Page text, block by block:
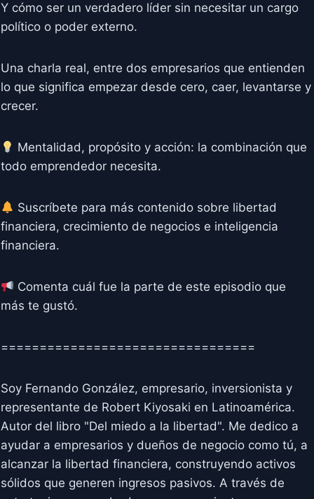
Y cómo ser un verdadero líder sin necesitar un cargo
político o poder externo.
Una charla real, entre dos empresarios que entienden
lo que significa empezar desde cero, caer, levantarse y
crecer.
Mentalidad, propósito y acción: la combinación que
todo emprendedor necesita.
Suscríbete para más contenido sobre libertad
financiera, crecimiento de negocios e inteligencia
financiera.
Comenta cuál fue la parte de este episodio que
más te gustó.
=================================
Soy Fernando González, empresario, inversionista y
representante de Robert Kiyosaki en Latinoamérica.
Autor del libro "Del miedo a la libertad". Me dedico a
ayudar a empresarios y dueños de negocio como tú, a
alcanzar la libertad financiera, construyendo activos
sólidos que generen ingresos pasivos. A través de